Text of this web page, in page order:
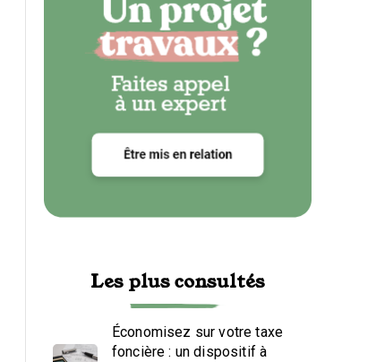
Les plus consultés
Économisez sur votre taxe
foncière : un dispositif à